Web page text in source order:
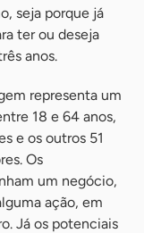
seja porque já
ter ou deseja
anos.
representa um
18 e 64 anos,
e os outros 51
Os
um negócio,
ação, em
Já os potenciais